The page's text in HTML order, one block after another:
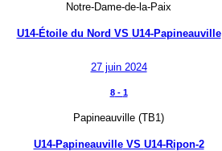
Notre-Dame-de-la-Paix
U14-Étoile du Nord VS U14-Papineauville
27 juin 2024
8- 1
Papineauville (TB1)
U14-PapineauvilleVS U14-Ripon-2